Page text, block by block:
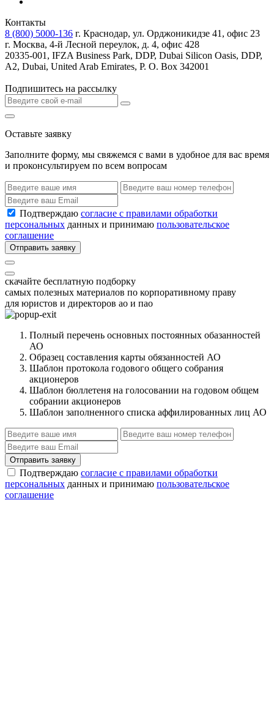
Контакты
8 (800) 5000-136 г. Краснодар, ул. Орджоникидзе 41, офис 23
г. Москва, 4-й Лесной переулок, д. 4, офис 428
20335-001, IFZA Business Park, DDP, Dubai Silicon Oasis, DDP,
A2, Dubai, United Arab Emirates, P. O. Box 342001
Подпишитесь на рассылку
Оставьте заявку
Заполните форму, мы свяжемся с вами в удобное для вас время
и проконсультируем по всем вопросам
Подтверждаю согласие с правилами обработки
персональных данных и принимаю пользовательское
соглашение
Отправить заявку
скачайте бесплатную подборку
самых полезных материалов по корпоративному праву
для юристов и директоров ао и пао
Полный перечень основных постоянных обазанностей
АО
Образец составления карты обязанностей АО
Шаблон протокола годового общего собрания
акционеров
Шаблон бюллетеня на голосовании на годовом общем
собрании акционеров
Шаблон заполненного списка аффилированных лиц АО
Отправить заявку
Подтверждаю согласие с правилами обработки
персональных данных и принимаю пользовательское
соглашение